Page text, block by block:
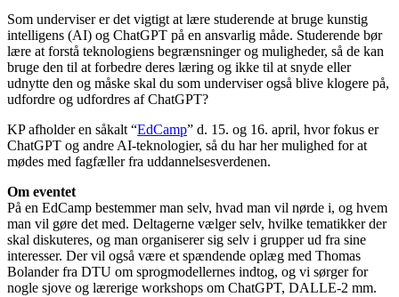
Som underviser er det vigtigt at lære studerende at bruge kunstig
intelligens (AI) og ChatGPT på en ansvarlig måde. Studerende bør
lære at forstå teknologiens begrænsninger og muligheder, så de kan
bruge den til at forbedre deres læring og ikke til at snyde eller
udnytte den og måske skal du som underviser også blive klogere på,
udfordre og udfordres af ChatGPT?
KP afholder en såkalt “EdCamp” d. 15. og 16. april, hvor fokus er
ChatGPT og andre AI-teknologier, så du har her mulighed for at
mødes med fagfæller fra uddannelsesverdenen.
Om eventet
På en EdCamp bestemmer man selv, hvad man vil nørde i, og hvem
man vil gøre det med. Deltagerne vælger selv, hvilke tematikker der
skal diskuteres, og man organiserer sig selv i grupper ud fra sine
interesser. Der vil også være et spændende oplæg med Thomas
Bolander fra DTU om sprogmodellernes indtog, og vi sørger for
nogle sjove og lærerige workshops om ChatGPT, DALLE-2 mm.